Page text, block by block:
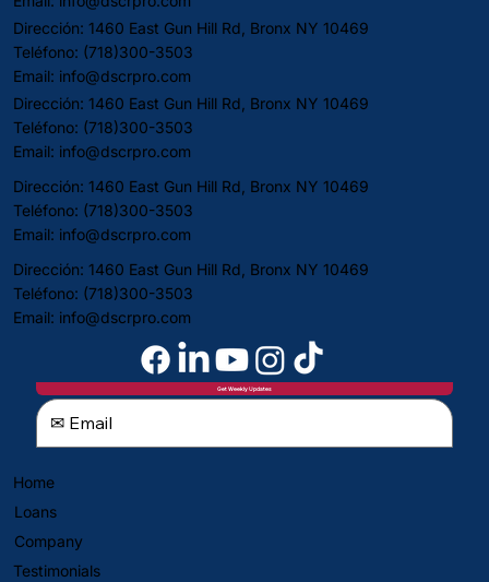
Dirección: 1460 East Gun Hill Rd, Bronx NY 10469
Teléfono: (718)300-3503
Email: info@dscrpro.com
Dirección: 1460 East Gun Hill Rd, Bronx NY 10469
Teléfono: (718)300-3503
Email: info@dscrpro.com
Dirección: 1460 East Gun Hill Rd, Bronx NY 10469
Teléfono: (718)300-3503
Email: info@dscrpro.com
Get Weekly Updates
Dirección: 1460 East Gun Hill Rd, Bronx NY 10469
Teléfono: (718)300-3503
Email: info@dscrpro.com
Home
Loans
Company
Testimonials